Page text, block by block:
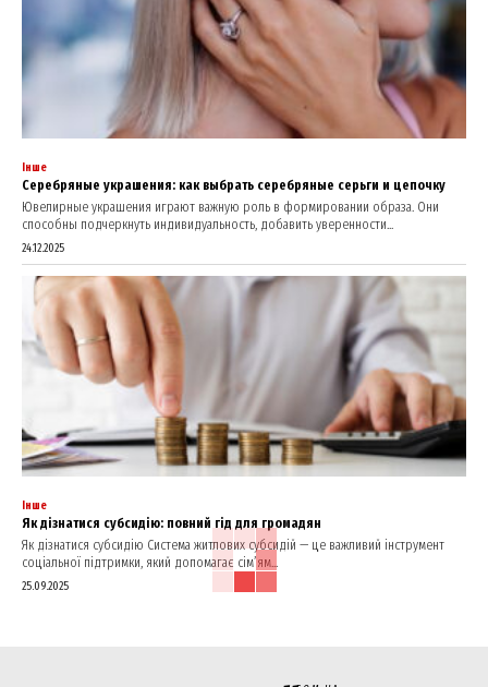
Інше
Серебряные украшения: как выбрать серебряные серьги и цепочку
Ювелирные украшения играют важную роль в формировании образа. Они
способны подчеркнуть индивидуальность, добавить уверенности...
24.12.2025
Інше
Як дізнатися субсидію: повний гід для громадян
Як дізнатися субсидію Система житлових субсидій — це важливий інструмент
соціальної підтримки, який допомагає сім’ям...
25.09.2025